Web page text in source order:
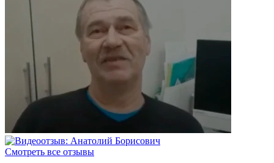
Смотреть все отзывы